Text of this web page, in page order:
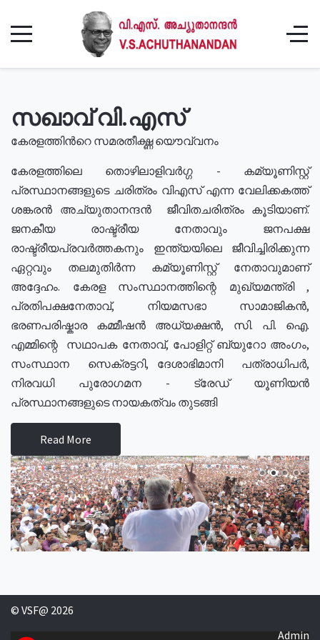
സഖാവ് വി.എസ്
കേരളത്തിൻറെ സമരതീക്ഷ്ണ യൌവ്വനം
കേരളത്തിലെ തൊഴിലാളിവർഗ്ഗ - കമ്യൂണിസ്റ്റ്
പ്രസ്ഥാനങ്ങളുടെ ചരിത്രം വിഎസ് എന്ന വേലിക്കകത്ത്
ശങ്കരൻ അച്യുതാനന്ദൻ ജീവിതചരിത്രം കൂടിയാണ്.
ജനകീയ രാഷ്ട്രീയ നേതാവും ജനപക്ഷ
രാഷ്ട്രീയപ്രവർത്തകനും ഇന്ത്യയിലെ ജീവിച്ചിരിക്കുന്ന
ഏറ്റവും തലമുതിർന്ന കമ്യൂണിസ്റ്റ് നേതാവുമാണ്
അദ്ദേഹം. കേരള സംസ്ഥാനത്തിന്റെ മുഖ്യമന്ത്രി ,
പ്രതിപക്ഷനേതാവ്, നിയമസഭാ സാമാജികൻ,
ഭരണപരിഷ്കാര കമ്മീഷൻ അധ്യക്ഷൻ, സി. പി. ഐ.
എമ്മിന്റെ സഥാപക നേതാവ്, പോളിറ്റ് ബ്യുറോ അംഗം,
സംസ്ഥാന സെക്രട്ടറി, ദേശാഭിമാനി പത്രാധിപർ,
നിരവധി പുരോഗമന - ട്രേഡ് യൂണിയൻ
പ്രസ്ഥാനങ്ങളുടെ നായകത്വം തുടങ്ങി
Read More
© VSF@ 2026
Admin